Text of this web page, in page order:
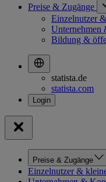
Preise & Zugänge
Einzelnutzer
Unternehmen
Bildung &
statista.de
statista.com
Preise & Zugänge
Einzelnutzer &